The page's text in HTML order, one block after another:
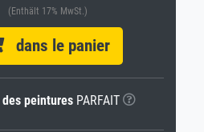
(Enthält 17% MwSt.)
dans le panier
peinturesPARFAIT